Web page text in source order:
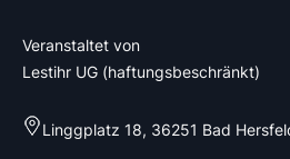
Veranstaltet von
Lestihr UG (haftungsbeschränkt)
Linggplatz 18, 36251 Bad